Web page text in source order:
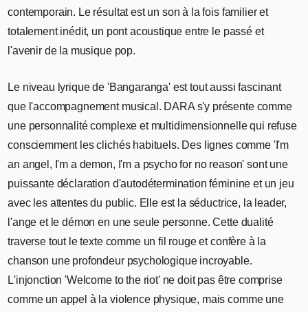
contemporain. Le résultat est un son à la fois familier et
totalement inédit, un pont acoustique entre le passé et
l'avenir de la musique pop.
Le niveau lyrique de 'Bangaranga' est tout aussi fascinant
que l'accompagnement musical. DARA s'y présente comme
une personnalité complexe et multidimensionnelle qui refuse
consciemment les clichés habituels. Des lignes comme 'I'm
an angel, I'm a demon, I'm a psycho for no reason' sont une
puissante déclaration d'autodétermination féminine et un jeu
avec les attentes du public. Elle est la séductrice, la leader,
l'ange et le démon en une seule personne. Cette dualité
traverse tout le texte comme un fil rouge et confère à la
chanson une profondeur psychologique incroyable.
L'injonction 'Welcome to the riot' ne doit pas être comprise
comme un appel à la violence physique, mais comme une